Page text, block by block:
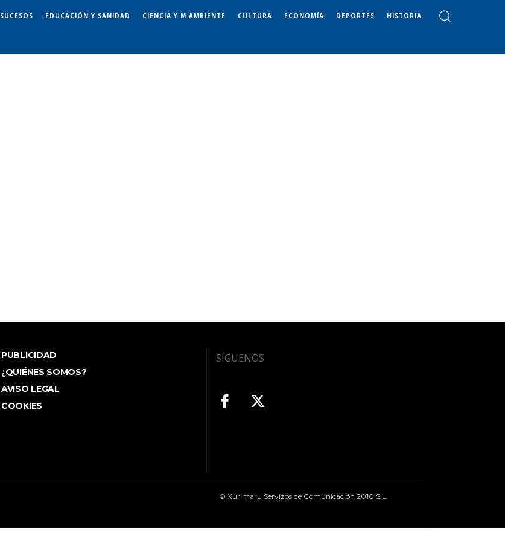
SUCESOS EDUCACIÓN Y SANIDAD CIENCIA Y M.AMBIENTE CULTURA ECONOMÍA DEPORTES HISTORIA
PUBLICIDAD
¿QUIÉNES SOMOS?
AVISO LEGAL
COOKIES
SÍGUENOS
© Xurimaru Servizos de Comunicación 2010 S.L.